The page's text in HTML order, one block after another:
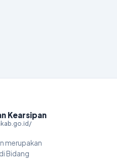
Kearsipan
merupakan
Bidang